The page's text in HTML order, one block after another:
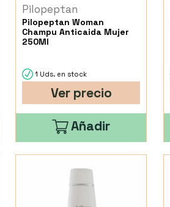
Pilopeptan
Pilopeptan Woman
Champu Anticaida Mujer
250Ml
1 Uds. en stock
Ver precio
Añadir